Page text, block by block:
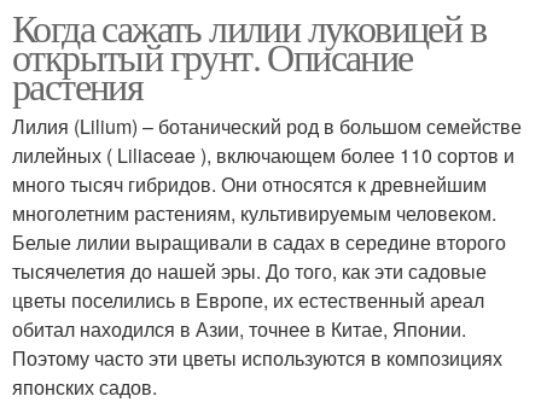
Когда сажать лилии луковицей в
открытый грунт. Описание
растения
Лилия (Lilium) – ботанический род в большом семействе
лилейных ( Liliaceae ), включающем более 110 сортов и
много тысяч гибридов. Они относятся к древнейшим
многолетним растениям, культивируемым человеком.
Белые лилии выращивали в садах в середине второго
тысячелетия до нашей эры. До того, как эти садовые
цветы поселились в Европе, их естественный ареал
обитал находился в Азии, точнее в Китае, Японии.
Поэтому часто эти цветы используются в композициях
японских садов.